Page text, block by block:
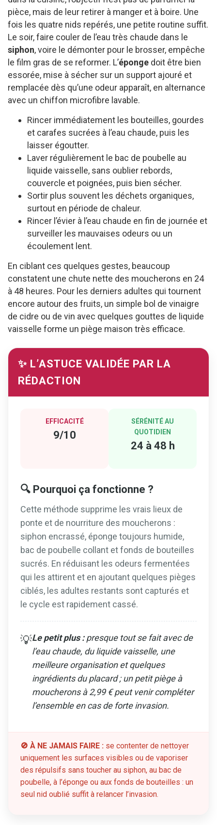
pièce, mais de leur retirer à manger et à boire. Une
fois les quatre nids repérés, une petite routine suffit.
Le soir, faire couler de l’eau très chaude dans le
siphon, voire le démonter pour le brosser, empêche
le film gras de se reformer. L’éponge doit être bien
essorée, mise à sécher sur un support ajouré et
remplacée dès qu’une odeur apparaît, en alternance
avec un chiffon microfibre lavable.
Rincer immédiatement les bouteilles, gourdes
et carafes sucrées à l’eau chaude, puis les
laisser égoutter.
Laver régulièrement le bac de poubelle au
liquide vaisselle, sans oublier rebords,
couvercle et poignées, puis bien sécher.
Sortir plus souvent les déchets organiques,
surtout en période de chaleur.
Rincer l’évier à l’eau chaude en fin de journée et
surveiller les mauvaises odeurs ou un
écoulement lent.
En ciblant ces quelques gestes, beaucoup
constatent une chute nette des moucherons en 24
à 48 heures. Pour les derniers adultes qui tournent
encore autour des fruits, un simple bol de vinaigre
de cidre ou de vin avec quelques gouttes de liquide
vaisselle forme un piège maison très efficace.
✨ L’ASTUCE VALIDÉE PAR LA
RÉDACTION
EFFICACITÉ
9/10
SÉRÉNITÉ AU
QUOTIDIEN
24 à 48 h
🔍 Pourquoi ça fonctionne ?
Cette méthode supprime les vrais lieux de
ponte et de nourriture des moucherons :
siphon encrassé, éponge toujours humide,
bac de poubelle collant et fonds de bouteilles
sucrés. En réduisant les odeurs fermentées
qui les attirent et en ajoutant quelques pièges
ciblés, les adultes restants sont capturés et
le cycle est rapidement cassé.
💡Le petit plus :presque tout se fait avec de
l’eau chaude, du liquide vaisselle, une
meilleure organisation et quelques
ingrédients du placard ; un petit piège à
moucherons à 2,99 € peut venir compléter
l’ensemble en cas de forte invasion.
🚫 À NE JAMAIS FAIRE : se contenter de nettoyer
uniquement les surfaces visibles ou de vaporiser
des répulsifs sans toucher au siphon, au bac de
poubelle, à l’éponge ou aux fonds de bouteilles : un
seul nid oublié suffit à relancer l’invasion.